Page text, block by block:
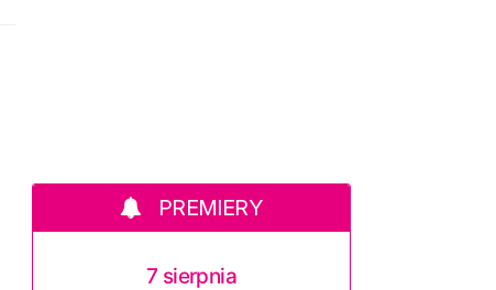
PREMIERY
7 sierpnia